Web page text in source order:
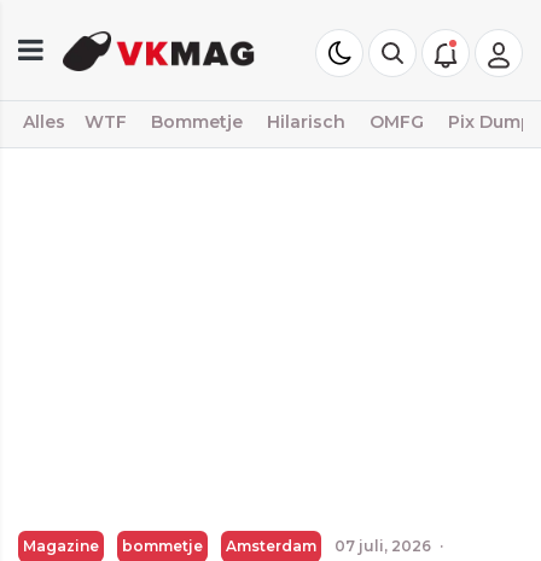
Alles WTF Bommetje Hilarisch OMFG Pix Dump
Magazine bommetje Amsterdam 07 juli, 2026 ·